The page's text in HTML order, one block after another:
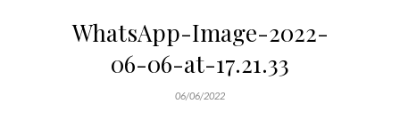
WhatsApp-Image-2022-
06-06-at-17.21.33
06/06/2022